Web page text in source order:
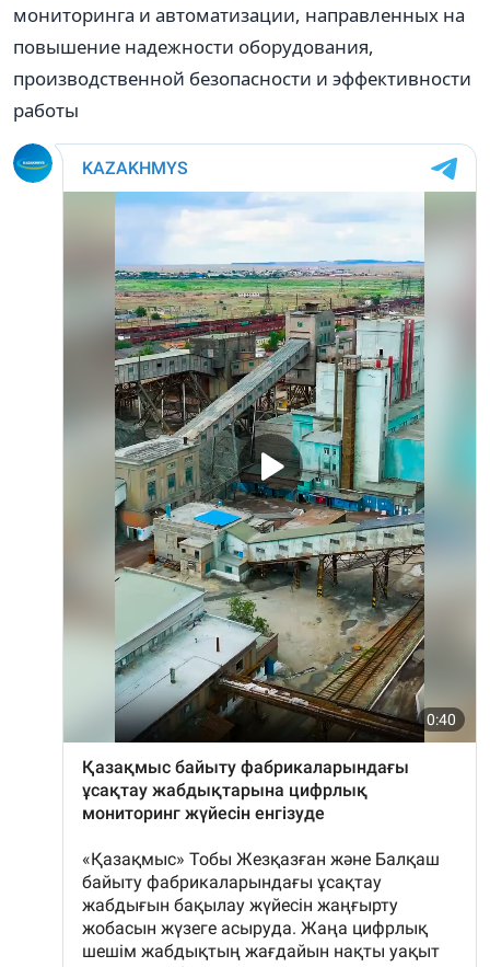
мониторинга и автоматизации, направленных на
повышение надежности оборудования,
производственной безопасности и эффективности
работы